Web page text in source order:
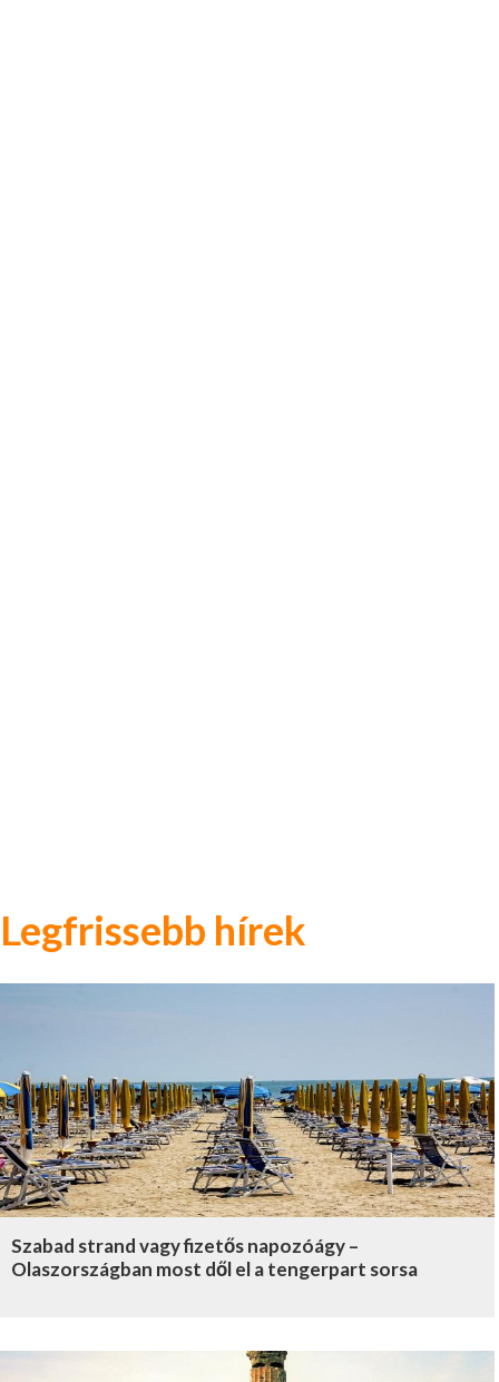
Legfrissebb hírek
Szabad strand vagy fizetős napozóágy –
Olaszországban most dől el a tengerpart sorsa